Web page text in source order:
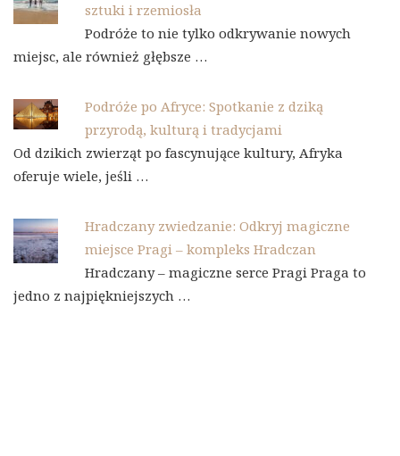
sztuki i rzemiosła
Podróże to nie tylko odkrywanie nowych
miejsc, ale również głębsze …
Podróże po Afryce: Spotkanie z dziką
przyrodą, kulturą i tradycjami
Od dzikich zwierząt po fascynujące kultury, Afryka
oferuje wiele, jeśli …
Hradczany zwiedzanie: Odkryj magiczne
miejsce Pragi – kompleks Hradczan
Hradczany – magiczne serce Pragi Praga to
jedno z najpiękniejszych …